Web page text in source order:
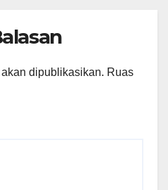
dipublikasikan. Ruas